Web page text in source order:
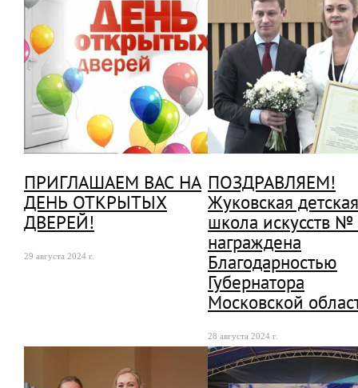
ПРИГЛАШАЕМ ВАС НА
ДЕНЬ ОТКРЫТЫХ
ДВЕРЕЙ!
29 августа 2024 г.
ПОЗДРАВЛЯЕМ!
Жуковская детская
школа искусств
награждена
Благодарностью
Губернатора
Московской
28 августа 2024 г.